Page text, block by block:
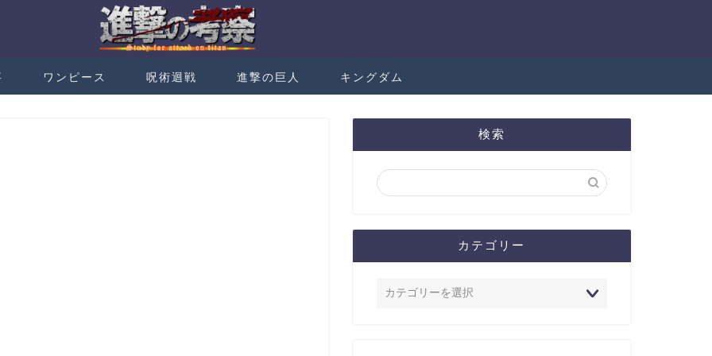
ワンピース 呪術迴戦 進撃の巨人 キングダム
検索
カテゴリー